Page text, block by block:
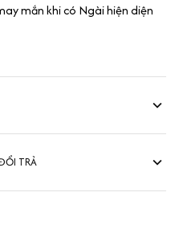
mắn khi có Ngài hiện diện
TRẢ